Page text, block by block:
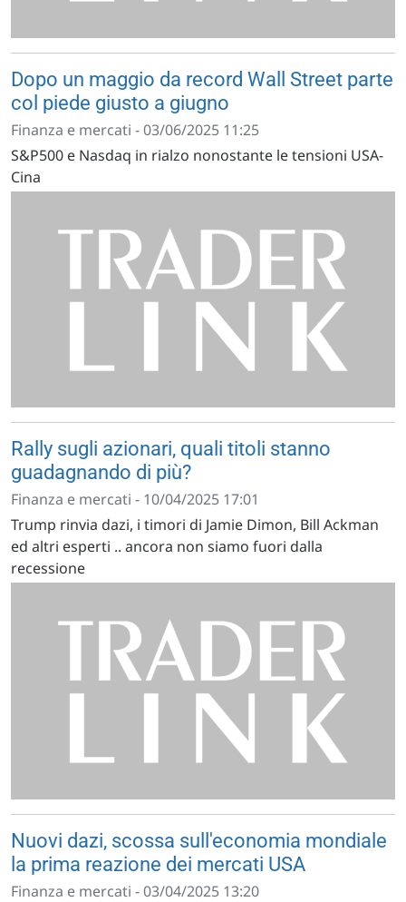
Dopo un maggio da record Wall Street parte
col piede giusto a giugno
Finanza e mercati - 03/06/2025 11:25
S&P500 e Nasdaq in rialzo nonostante le tensioni USA-
Cina
Rally sugli azionari, quali titoli stanno
guadagnando di più?
Finanza e mercati - 10/04/2025 17:01
Trump rinvia dazi, i timori di Jamie Dimon, Bill Ackman
ed altri esperti .. ancora non siamo fuori dalla
recessione
Nuovi dazi, scossa sull'economia mondiale
la prima reazione dei mercati USA
Finanza e mercati - 03/04/2025 13:20